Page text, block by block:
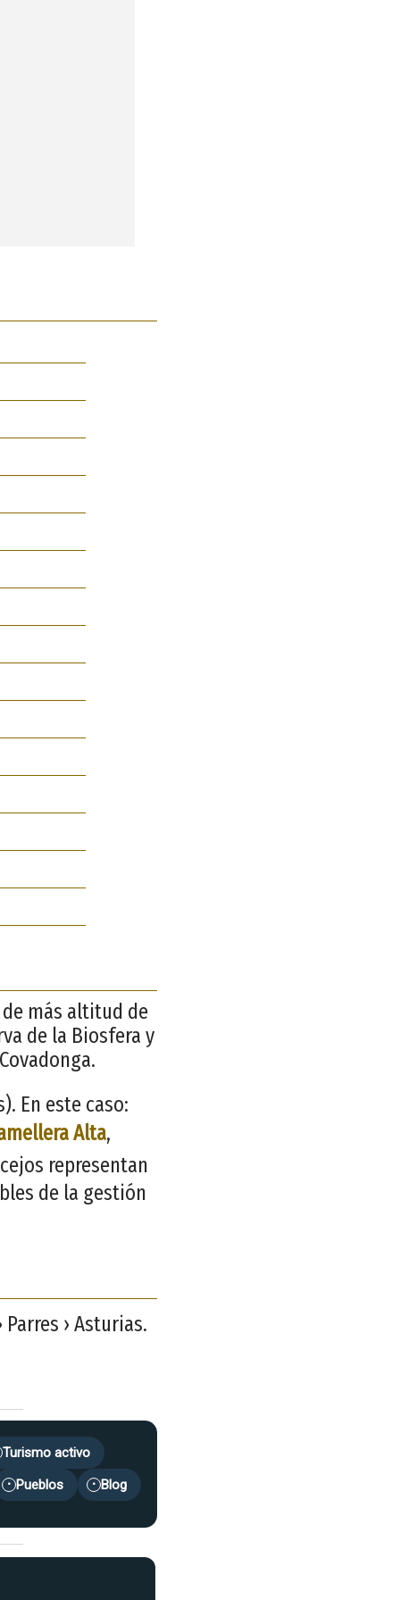
más altitud de
de la Biosfera y
En este caso:
Alta,
representan
de la gestión
Parres › Asturias.
Turismo activo
• Pueblos • Blog